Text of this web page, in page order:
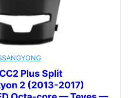
Plus Split
2 (2013-2017)